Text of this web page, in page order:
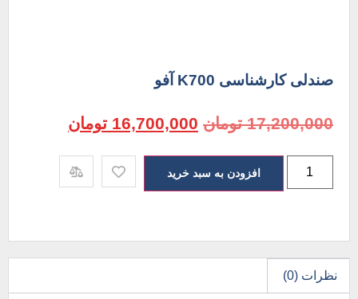
صندلی کارشناسی K700 آفو
17,200,000 تومان 16,700,000 تومان
افزودن به سبد خرید
نظرات (0)